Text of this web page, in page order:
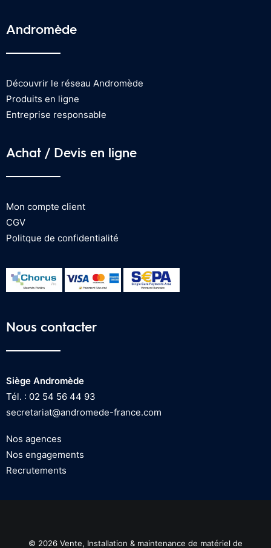
Andromède
Découvrir le réseau Andromède
Produits en ligne
Entreprise responsable
Achat / Devis en ligne
Mon compte client
CGV
Politque de confidentialité
Nous contacter
Siège Andromède
Tél. : 02 54 56 44 93
secretariat@andromede-france.com
Nos agences
Nos engagements
Recrutements
© 2026 Vente, Installation & maintenance de matériel de